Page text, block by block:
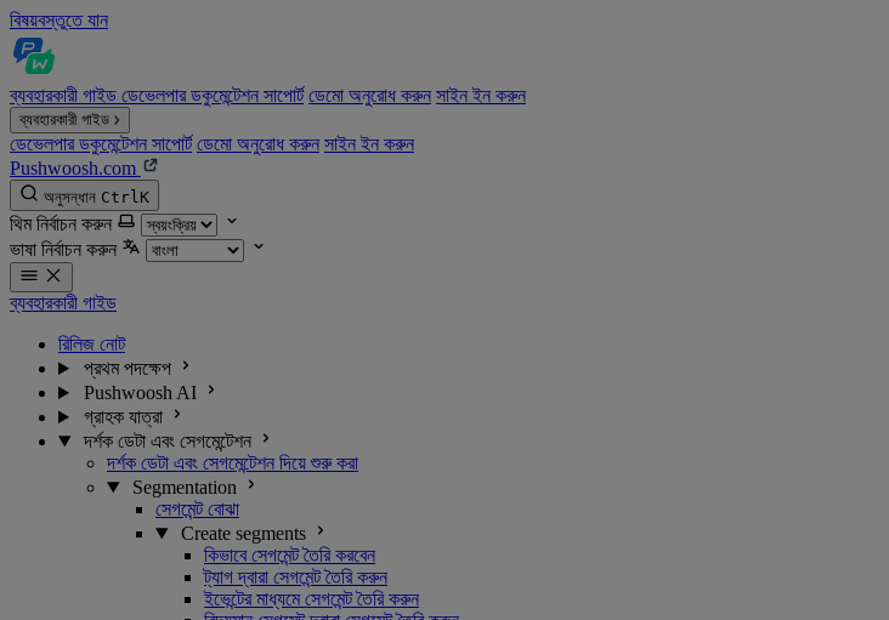
বিষয়বস্তুতে যান
ব্যবহারকারী গাইড ডেভেলপার ডকুমেন্টেশন সাপোর্ট ডেমো অনুরোধ করুন সাইন ইন করুন
ব্যবহারকারী গাইড
ডেভেলপার ডকুমেন্টেশন সাপোর্ট ডেমো অনুরোধ করুন সাইন ইন করুন
Pushwoosh.com
অনুসন্ধান CtrlK
থিম নির্বাচন করুন
ভাষা নির্বাচন করুন
ব্যবহারকারী গাইড
রিলিজ নোট
প্রথম পদক্ষেপ
Pushwoosh AI
গ্রাহক যাত্রা
দর্শক ডেটা এবং সেগমেন্টেশন
দর্শক ডেটা এবং সেগমেন্টেশন দিয়ে শুরু করা
Segmentation
সেগমেন্ট বোঝা
Create segments
কিভাবে সেগমেন্ট তৈরি করবেন
ট্যাগ দ্বারা সেগমেন্ট তৈরি করুন
ইভেন্টের মাধ্যমে সেগমেন্ট তৈরি করুন